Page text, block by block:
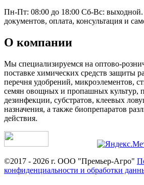
Пн-Пт: 08:00 до 18:00 Сб-Вс: выходной.
документов, оплата, консультация и
О компании
Мы специализируемся на оптово-
поставке химических средств защиты
перечня удобрений, микроэлементов,
семян овощных и пропашных культур,
дезинфекции, субстратов, клеевых
назначения, а также биопрепаратов
действия.
©2017 - 2026 г. ООО "Премьер-Агро"
конфиденциальности и обработки